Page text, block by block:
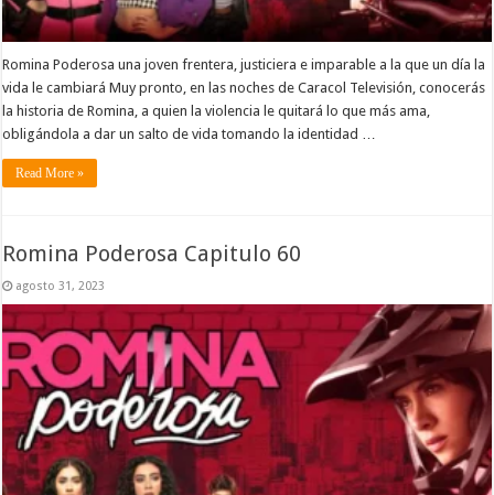
Romina Poderosa una joven frentera, justiciera e imparable a la que un día la
vida le cambiará Muy pronto, en las noches de Caracol Televisión, conocerás
la historia de Romina, a quien la violencia le quitará lo que más ama,
obligándola a dar un salto de vida tomando la identidad …
Read More »
Romina Poderosa Capitulo 60
agosto 31, 2023